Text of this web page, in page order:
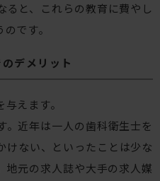
ると、これらの教育に費やし
です。
デメリット
えます。
。近年は一人の歯科衛生士を
けない、といったことは少な
地元の求人誌や大手の求人媒